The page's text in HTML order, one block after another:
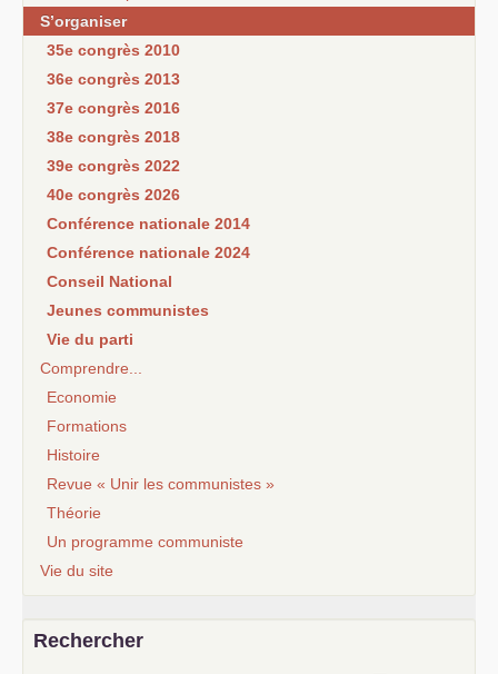
S’organiser
35e congrès 2010
36e congrès 2013
37e congrès 2016
38e congrès 2018
39e congrès 2022
40e congrès 2026
Conférence nationale 2014
Conférence nationale 2024
Conseil National
Jeunes communistes
Vie du parti
Comprendre...
Economie
Formations
Histoire
Revue « Unir les communistes »
Théorie
Un programme communiste
Vie du site
Rechercher